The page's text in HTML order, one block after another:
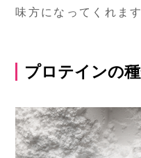
味方になってくれます
プロテインの